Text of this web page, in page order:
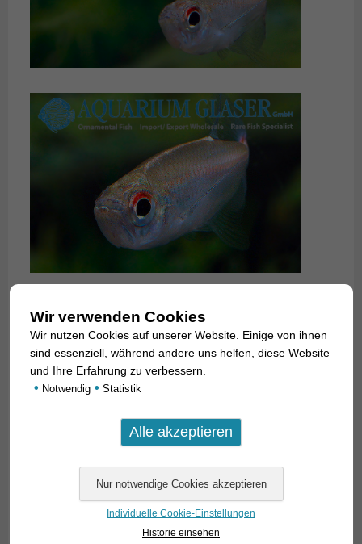
Wir verwenden Cookies
Wir nutzen Cookies auf unserer Website. Einige von ihnen
sind essenziell, während andere uns helfen, diese Website
und Ihre Erfahrung zu verbessern.
• Notwendig • Statistik
Individuelle Cookie-Einstellungen
Historie einsehen